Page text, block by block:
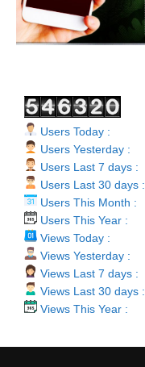
Users Today :
Users Yesterday :
Users Last 7 days :
Users Last 30 days :
Users This Month :
Users This Year :
Views Today :
Views Yesterday :
Views Last 7 days :
Views Last 30 days :
Views This Year :